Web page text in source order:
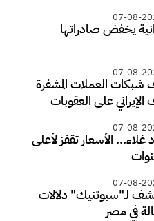
07-08-
يخفض صادراتها
07-08-
العملات المشفرة
الإيراني على العقوبات
07-08-
غلاء... الأسعار تقفز لأعلى
07-08-
لـ"سبوتنيك" دلالات
في مصر